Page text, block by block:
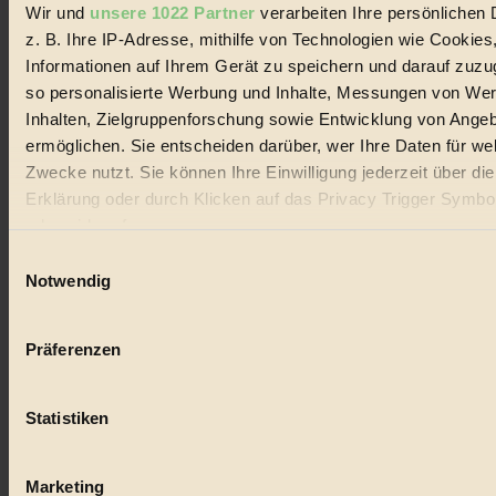
Wir und unsere 1022 Partner verarbeiten Ihre persönlichen
z. B. Ihre IP-Adresse, mithilfe von Technologien wie
Informationen auf Ihrem Gerät zu speichern und darauf
so personalisierte Werbung und Inhalte, Messungen von
Inhalten, Zielgruppenforschung sowie Entwicklung von
ermöglichen. Sie entscheiden darüber, wer Ihre Daten für
Zwecke nutzt. Sie können Ihre Einwilligung jederzeit über
Erklärung oder durch Klicken auf das Privacy Trigger
oder widerrufen
Wenn Sie es erlauben, würden wir auch gerne:
Ihr Gerät durch aktives Scannen nach bestimmten
Erfahren Sie mehr darüber, wie Ihre persönlichen Daten
Notwendig
Präferenzen
Statistiken
Marketing
Lebensmittel
Natur
Essen